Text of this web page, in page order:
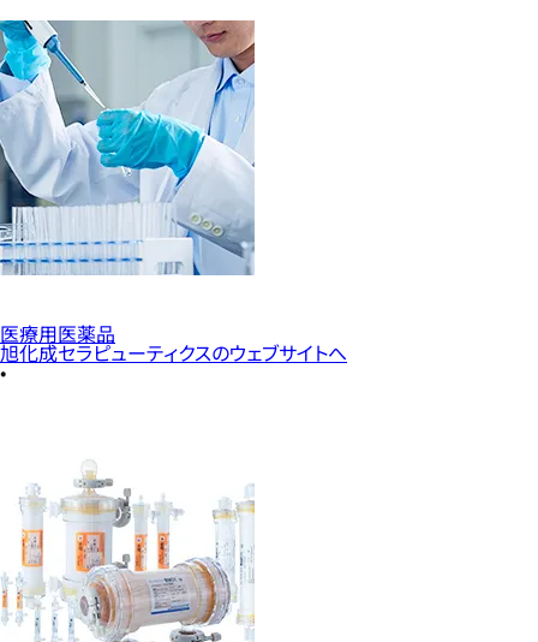
医療用医薬品
旭化成セラピューティクスのウェブサイトへ